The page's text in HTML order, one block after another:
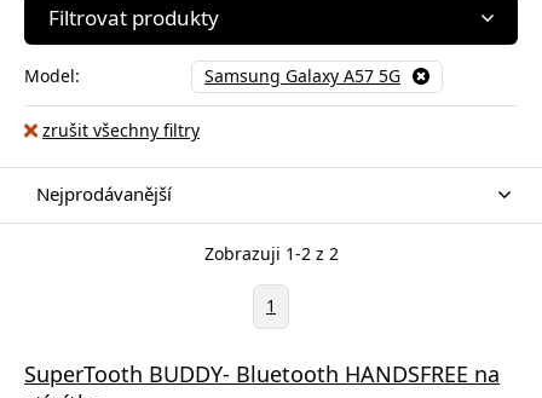
Filtrovat produkty
Model: Samsung Galaxy A57 5G
zrušit všechny filtry
Nejprodávanější
Zobrazuji 1-2 z 2
1
SuperTooth BUDDY- Bluetooth HANDSFREE na